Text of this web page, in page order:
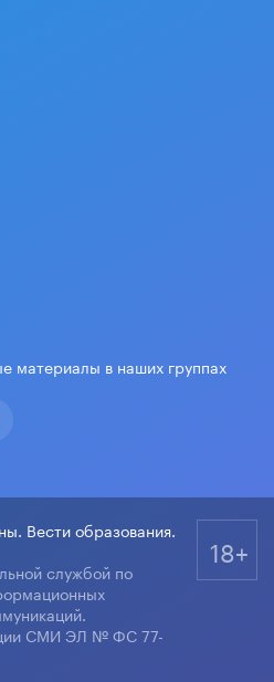
материалы в наших группах
Вести образования.
службой по
СМИ ЭЛ № ФС 77-
18+